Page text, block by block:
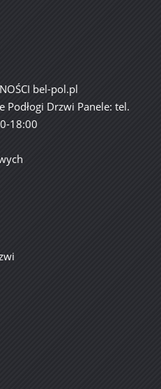
bel-pol.pl
Drzwi Panele: tel.
18:00